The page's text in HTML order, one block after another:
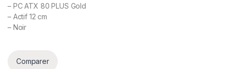
– PC ATX 80 PLUS Gold
– Actif 12 cm
– Noir
Comparer